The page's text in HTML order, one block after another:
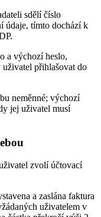
sdělí číslo
údaje, tímto dochází k
a výchozí heslo,
uživatel přihlašovat do
neměnné; výchozí
jej uživatel musí
zvolí účtovací
a zaslána faktura
uživatelem v